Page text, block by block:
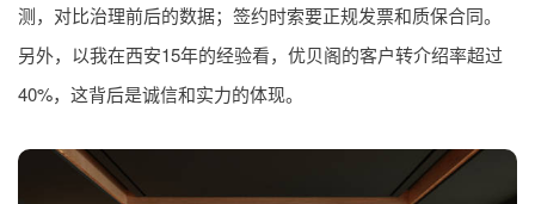
测，对比治理前后的数据；签约时索要正规发票和质保合同。
另外，以我在西安15年的经验看，优贝阁的客户转介绍率超过
40%，这背后是诚信和实力的体现。